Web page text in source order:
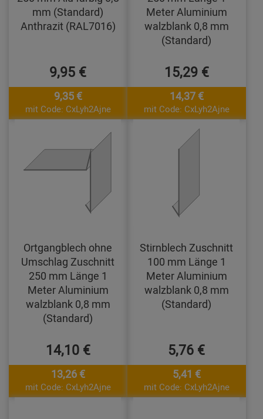
mm (Standard)
Anthrazit (RAL7016)
9,95 €
9,35 €
mit Code: CxLyh2Ajne
Meter Aluminium
walzblank 0,8 mm
(Standard)
15,29 €
14,37 €
mit Code: CxLyh2Ajne
Ortgangblech ohne
Umschlag Zuschnitt
250 mm Länge 1
Meter Aluminium
walzblank 0,8 mm
(Standard)
14,10 €
13,26 €
mit Code: CxLyh2Ajne
Stirnblech Zuschnitt
100 mm Länge 1
Meter Aluminium
walzblank 0,8 mm
(Standard)
5,76 €
5,41 €
mit Code: CxLyh2Ajne